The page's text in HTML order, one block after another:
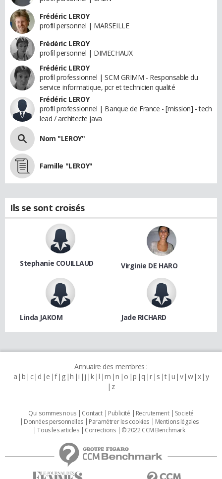
Frédéric LEROY
profil personnel | MARSEILLE
Frédéric LEROY
profil personnel | DIMECHAUX
Frédéric LEROY
profil professionnel | SCM GRIMM - Responsable du
service informatique, pcr et technicien qualité
Frédéric LEROY
profil professionnel | Banque de France - [mission] - tech
lead / architecte java
Nom "LEROY"
Famille "LEROY"
Ils se sont croisés
Stephanie COUILLAUD Virginie DE HARO
Linda JAKOM Jade RICHARD
Annuaire des membres :
a b c d e f g h i j k l m n o p q r s t u v w x y
z
Qui sommes nous Contact Publicité Recrutement
Societé
Données personnelles
Paramétrer les cookies
Mentions légales
Tous les articles
Corrections © 2022 CCM Benchmark